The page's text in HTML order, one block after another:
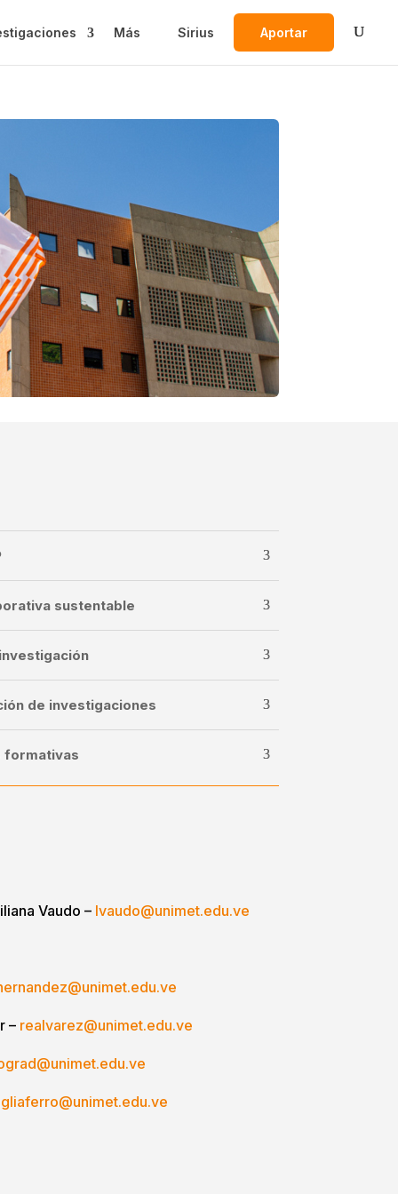
Más Sirius Aportar
sustentable
de investigaciones
formativas
Vaudo – lvaudo@unimet.edu.ve
– realvarez@unimet.edu.ve